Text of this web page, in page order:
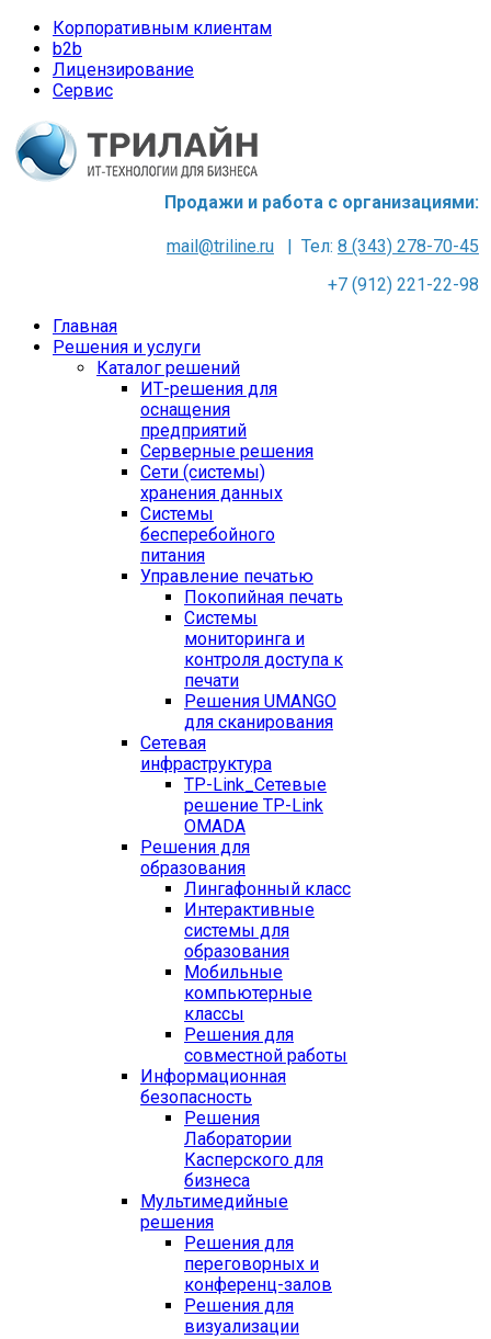
Корпоративным клиентам
b2b
Лицензирование
Сервис
Продажи и работа с организациями:
mail@triline.ru | Тел: 8 (343) 278-70-45
+7 (912) 221-22-98
Главная
Решения и услуги
Каталог решений
ИТ-решения для
оснащения
предприятий
Серверные решения
Сети (системы)
хранения данных
Системы
бесперебойного
питания
Управление печатью
Покопийная печать
Системы
мониторинга и
контроля доступа к
печати
Решения UMANGO
для сканирования
Сетевая
инфраструктура
TP-Link_ Сетевые
решение TP-Link
OMADA
Решения для
образования
Лингафонный класс
Интерактивные
системы для
образования
Мобильные
компьютерные
классы
Решения для
совместной работы
Информационная
безопасность
Решения
Лаборатории
Касперского для
бизнеса
Мультимедийные
решения
Решения для
переговорных и
конференц-залов
Решения для
визуализации